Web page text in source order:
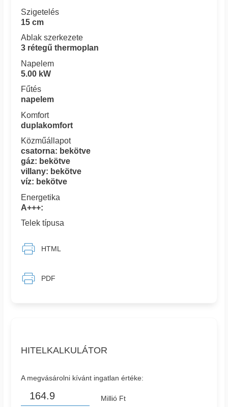
HITELKALKULÁTOR
A megvásárolni kívánt ingatlan értéke:
Millió Ft
Szigetelés
15 cm
Ablak szerkezete
3 rétegű thermoplan
Napelem
5.00 kW
Fűtés
napelem
Komfort
duplakomfort
Közműállapot
csatorna: bekötve
gáz: bekötve
villany: bekötve
víz: bekötve
Energetika
A+++:
Telek típusa
HTML
PDF